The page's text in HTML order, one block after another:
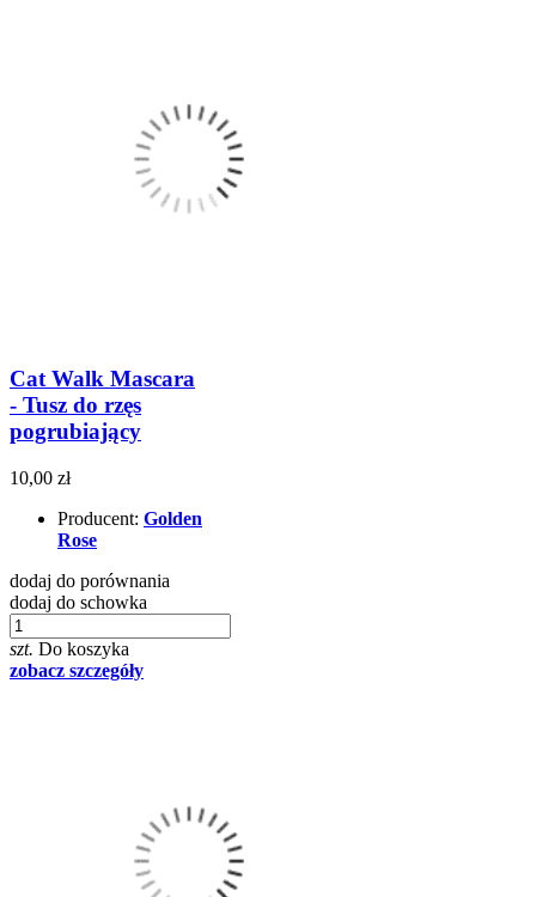
Cat Walk Mascara
- Tusz do rzęs
pogrubiający
10,00 zł
Producent: Golden
Rose
dodaj do porównania
dodaj do schowka
szt. Do koszyka
zobacz szczegóły